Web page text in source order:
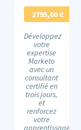
2795,00€
Développez
votre
expertise
Marketo
avec un
consultant
certifié en
trois jours,
et
renforcez
votre
apprentissage